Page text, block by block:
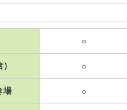
○
○
場 ○